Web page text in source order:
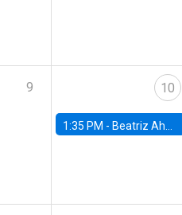
9 10
1:35 PM - Beatriz Ahumada, PhD candidate, Universidad de Pittsburgh